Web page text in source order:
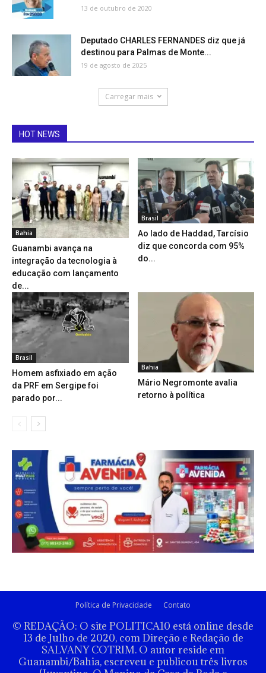
13 de outubro de 2020
Deputado CHARLES FERNANDES diz que já
destinou para Palmas de Monte...
19 de agosto de 2025
Carregar mais
HOT NEWS
Bahia
Guanambi avança na
integração da tecnologia à
educação com lançamento
de...
Brasil
Ao lado de Haddad, Tarcísio
diz que concorda com 95%
do...
Brasil
Homem asfixiado em ação
da PRF em Sergipe foi
parado por...
Bahia
Mário Negromonte avalia
retorno à política
Política de Privacidade Contato
© REDAÇÃO: O site POLITICA10 está online desde
13 de Julho de 2020, com Direção e Redação de
SALVANY COTRIM. O autor reside em
Guanambi/Bahia, escreveu e publicou três livros